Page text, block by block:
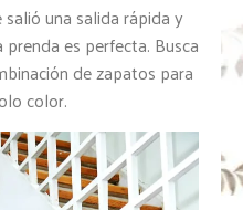
una salida rápida y
es perfecta. Busca
de zapatos para
color.